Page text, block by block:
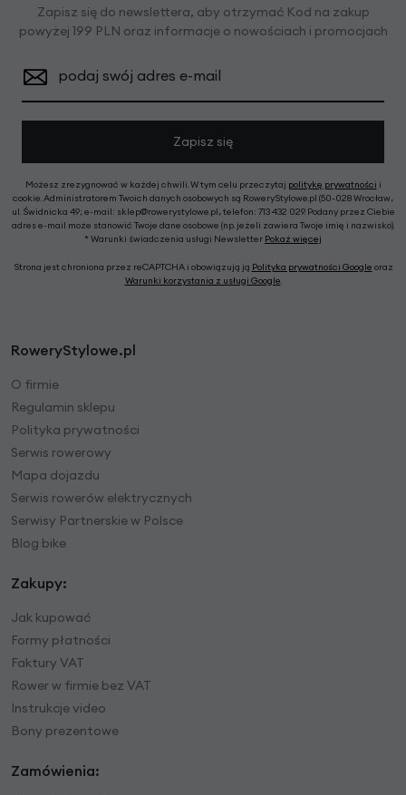
Zapisz się do newslettera, aby otrzymać Kod na zakup
powyżej 199 PLN oraz informacje o nowościach i promocjach
podaj swój adres e-mail
Zapisz się
Możesz zrezygnować w każdej chwili. W tym celu przeczytaj politykę prywatności i
cookie. Administratorem Twoich danych osobowych są RoweryStylowe.pl (50-028 Wrocław,
ul. Świdnicka 49; e-mail: sklep@rowerystylowe.pl, telefon: 713 432 029. Podany przez Ciebie
adres e-mail może stanowić Twoje dane osobowe (np. jeżeli zawiera Twoje imię i nazwisko).
* Warunki świadczenia usługi Newsletter Pokaż więcej
Strona jest chroniona przez reCAPTCHA i obowiązują ją Polityka prywatności Google oraz
Warunki korzystania z usługi Google
RoweryStylowe.pl
O firmie
Regulamin sklepu
Polityka prywatności
Serwis rowerowy
Mapa dojazdu
Serwis rowerów elektrycznych
Serwisy Partnerskie w Polsce
Blog bike
Zakupy:
Jak kupować
Formy płatności
Faktury VAT
Rower w firmie bez VAT
Instrukcje video
Bony prezentowe
Zamówienia: